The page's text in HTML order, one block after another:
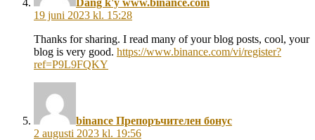
19 juni 2023 kl. 15:28
Thanks for sharing. I read many of your blog posts, cool, your
blog is very good. https://www.binance.com/vi/register?
ref=P9L9FQKY
binance Препоръчителен бонус
2 augusti 2023 kl. 19:56